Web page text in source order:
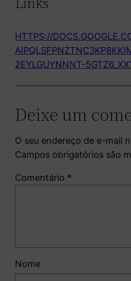
HTTPS://
2EYLGUYNNNT-
Deixe um
O seu endereço de e-mail
Campos obrigatórios são
Comentário *
Nome